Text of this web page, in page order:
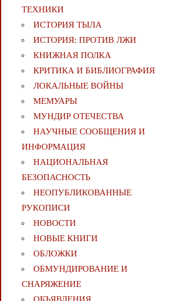
ТЕХНИКИ
ИСТОРИЯ ТЫЛА
ИСТОРИЯ: ПРОТИВ ЛЖИ
КНИЖНАЯ ПОЛКА
КРИТИКА И БИБЛИОГРАФИЯ
ЛОКАЛЬНЫЕ ВОЙНЫ
МЕМУАРЫ
МУНДИР ОТЕЧЕСТВА
НАУЧНЫЕ СООБЩЕНИЯ И
ИНФОРМАЦИЯ
НАЦИОНАЛЬНАЯ
БЕЗОПАСНОСТЬ
НЕОПУБЛИКОВАННЫЕ
РУКОПИСИ
НОВОСТИ
НОВЫЕ КНИГИ
ОБЛОЖКИ
ОБМУНДИРОВАНИЕ И
СНАРЯЖЕНИЕ